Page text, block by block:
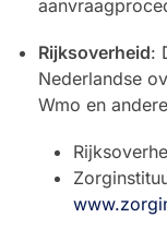
Rijksoverheid:
Nederlandse
Wmo en